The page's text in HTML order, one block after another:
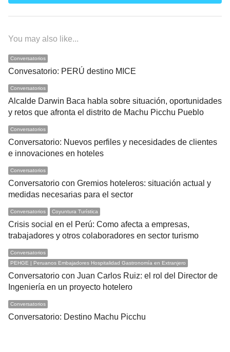
You may also like...
Conversatorios
Convesatorio: PERÚ destino MICE
Conversatorios
Alcalde Darwin Baca habla sobre situación, oportunidades
y retos que afronta el distrito de Machu Picchu Pueblo
Conversatorios
Conversatorio: Nuevos perfiles y necesidades de clientes
e innovaciones en hoteles
Conversatorios
Conversatorio con Gremios hoteleros: situación actual y
medidas necesarias para el sector
Conversatorios Coyuntura Turística
Crisis social en el Perú: Como afecta a empresas,
trabajadores y otros colaboradores en sector turismo
Conversatorios
PEHGE | Peruanos Embajadores Hospitalidad Gastronomía en Extranjero
Conversatorio con Juan Carlos Ruiz: el rol del Director de
Ingeniería en un proyecto hotelero
Conversatorios
Conversatorio: Destino Machu Picchu